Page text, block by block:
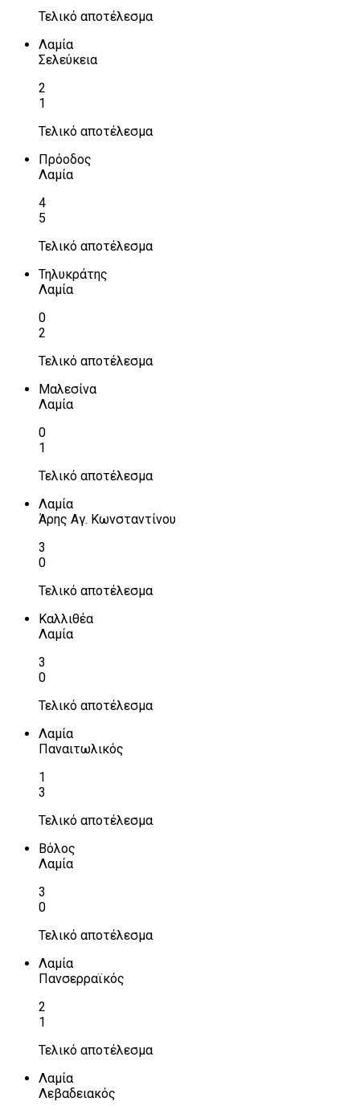
Τελικό αποτέλεσμα
Λαμία
Σελεύκεια
2
1
Τελικό αποτέλεσμα
Πρόοδος
Λαμία
4
5
Τελικό αποτέλεσμα
Τηλυκράτης
Λαμία
0
2
Τελικό αποτέλεσμα
Μαλεσίνα
Λαμία
0
1
Τελικό αποτέλεσμα
Λαμία
Άρης Αγ. Κωνσταντίνου
3
0
Τελικό αποτέλεσμα
Καλλιθέα
Λαμία
3
0
Τελικό αποτέλεσμα
Λαμία
Παναιτωλικός
1
3
Τελικό αποτέλεσμα
Βόλος
Λαμία
3
0
Τελικό αποτέλεσμα
Λαμία
Πανσερραϊκός
2
1
Τελικό αποτέλεσμα
Λαμία
Λεβαδειακός